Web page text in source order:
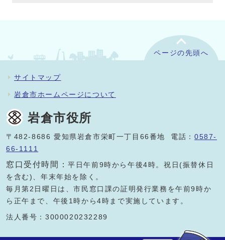
ページの先頭へ
サイトマップ
岩倉市ホームページについて
岩倉市役所
〒482-8686 愛知県岩倉市栄町一丁目66番地 電話：0587-
66-1111
窓口受付時間：平日午前9時から午後4時。祝日(振替休日
を含む)、年末年始を除く。
毎月第2日曜日は、市民窓口課の証明発行業務を午前9時か
ら正午まで、午後1時から4時まで実施しています。
法人番号：3000020232289